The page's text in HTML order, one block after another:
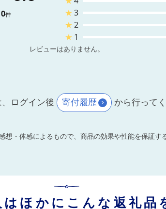
0件
★3
★2
★ 1
レビューはありません。
ログイン後 寄付履歴 から行って
・体感によるもので、商品の効果や性能を保証す
ほかにこんな返礼品